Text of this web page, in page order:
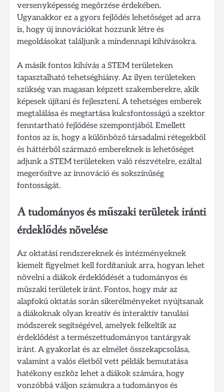
versenyképesség megőrzése érdekében.
Ugyanakkor ez a gyors fejlődés lehetőséget ad arra
is, hogy új innovációkat hozzunk létre és
megoldásokat találjunk a mindennapi kihívásokra.
A másik fontos kihívás a STEM területeken
tapasztalható tehetséghiány. Az ilyen területeken
szükség van magasan képzett szakemberekre, akik
képesek újítani és fejleszteni. A tehetséges emberek
megtalálása és megtartása kulcsfontosságú a szektor
fenntartható fejlődése szempontjából. Emellett
fontos az is, hogy a különböző társadalmi rétegekből
és háttérből származó embereknek is lehetőséget
adjunk a STEM területeken való részvételre, ezáltal
megerősítve az innováció és sokszínűség
fontosságát.
A tudományos és műszaki területek iránti
érdeklődés növelése
Az oktatási rendszereknek és intézményeknek
kiemelt figyelmet kell fordítaniuk arra, hogyan lehet
növelni a diákok érdeklődését a tudományos és
műszaki területek iránt. Fontos, hogy már az
alapfokú oktatás során sikerélményeket nyújtsanak
a diákoknak olyan kreatív és interaktív tanulási
módszerek segítségével, amelyek felkeltik az
érdeklődést a természettudományos tantárgyak
iránt. A gyakorlat és az elmélet összekapcsolása,
valamint a valós életből vett példák bemutatása
hatékony eszköz lehet a diákok számára, hogy
vonzóbbá váljon számukra a tudományos és